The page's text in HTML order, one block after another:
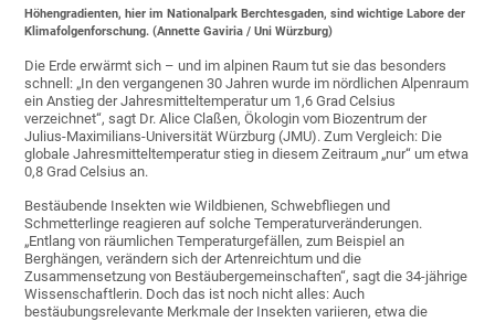
Höhengradienten, hier im Nationalpark Berchtesgaden, sind wichtige Labore der
Klimafolgenforschung. (Annette Gaviria / Uni Würzburg)
Die Erde erwärmt sich – und im alpinen Raum tut sie das besonders
schnell: „In den vergangenen 30 Jahren wurde im nördlichen Alpenraum
ein Anstieg der Jahresmitteltemperatur um 1,6 Grad Celsius
verzeichnet“, sagt Dr. Alice Claßen, Ökologin vom Biozentrum der
Julius-Maximilians-Universität Würzburg (JMU). Zum Vergleich: Die
globale Jahresmitteltemperatur stieg in diesem Zeitraum „nur“ um etwa
0,8 Grad Celsius an.
Bestäubende Insekten wie Wildbienen, Schwebfliegen und
Schmetterlinge reagieren auf solche Temperaturveränderungen.
„Entlang von räumlichen Temperaturgefällen, zum Beispiel an
Berghängen, verändern sich der Artenreichtum und die
Zusammensetzung von Bestäubergemeinschaften“, sagt die 34-jährige
Wissenschaftlerin. Doch das ist noch nicht alles: Auch
bestäubungsrelevante Merkmale der Insekten variieren, etwa die